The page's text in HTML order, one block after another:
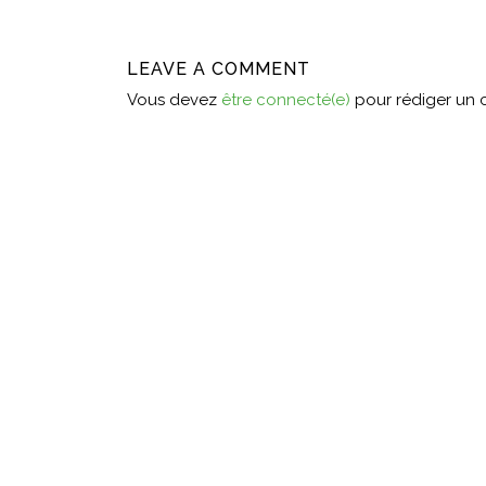
LEAVE A COMMENT
Vous devez être connecté(e) pour rédiger un